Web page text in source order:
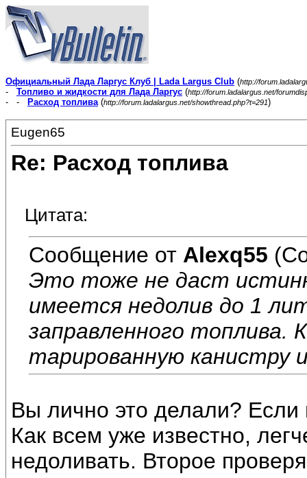
Официальный Лада Ларгус Клуб | Lada Largus Club (http://
- Топливо и жидкости для Лада Ларгус (http://forum.ladalargus.net/
- - Расход топлива(http://forum.ladalargus.net/showthread.php?t=291)
Eugen65
Re: Расход топлива
Цитата:
Сообщение от Alexq55
Это тоже не даст
имеется недолив до 1
заправленного топлива.
тарированную канистру
Вы лично это делали? Если
Как всем уже известно,
недоливать. Второе